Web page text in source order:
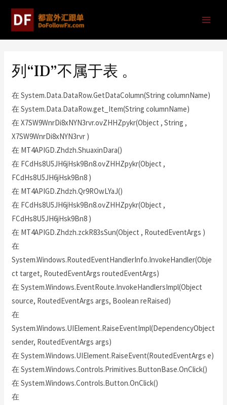
列“ID”不属于表 。
在 System.Data.DataRow.GetDataColumn(String columnName)
在 System.Data.DataRow.get_Item(String columnName)
在 X7SW9WnrDi8xNYN3rvr.ovZHHZpykr(Object , String ,
X7SW9WnrDi8xNYN3rvr )
在 MT4APIGD.Zhdzh.ShuaxinDara()
在 FCdHs8U5JH6jHsk9Bn8.ovZHHZpykr(Object ,
FCdHs8U5JH6jHsk9Bn8 )
在 MT4APIGD.Zhdzh.Qr9ROwLYaJ()
在 FCdHs8U5JH6jHsk9Bn8.ovZHHZpykr(Object ,
FCdHs8U5JH6jHsk9Bn8 )
在 MT4APIGD.Zhdzh.zckR83sSun(Object , RoutedEventArgs )
在
System.Windows.RoutedEventHandlerInfo.InvokeHandler(Obje
ct target, RoutedEventArgs routedEventArgs)
在 System.Windows.EventRoute.InvokeHandlersImpl(Object
source, RoutedEventArgs args, Boolean reRaised)
在
System.Windows.UIElement.RaiseEventImpl(DependencyObject
sender, RoutedEventArgs args)
在 System.Windows.UIElement.RaiseEvent(RoutedEventArgs e)
在 System.Windows.Controls.Primitives.ButtonBase.OnClick()
在 System.Windows.Controls.Button.OnClick()
在